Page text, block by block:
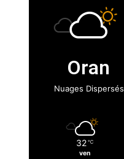
Oran
Nuages Dispersés
32 ℃
ven